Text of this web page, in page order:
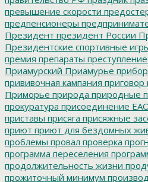
превышение скорости
предпенсионеры
Президент президент России
Президентские спортивные
премия препараты преступление
Приамурский Приамурье
прививочная кампания приговор
Приморье природа природные
прокуратура присоединение
приставы присяга присяжные
приют приют для бездомных
проблемы провал проверка
программа переселения
продолжительность жизни
прожиточный минимум